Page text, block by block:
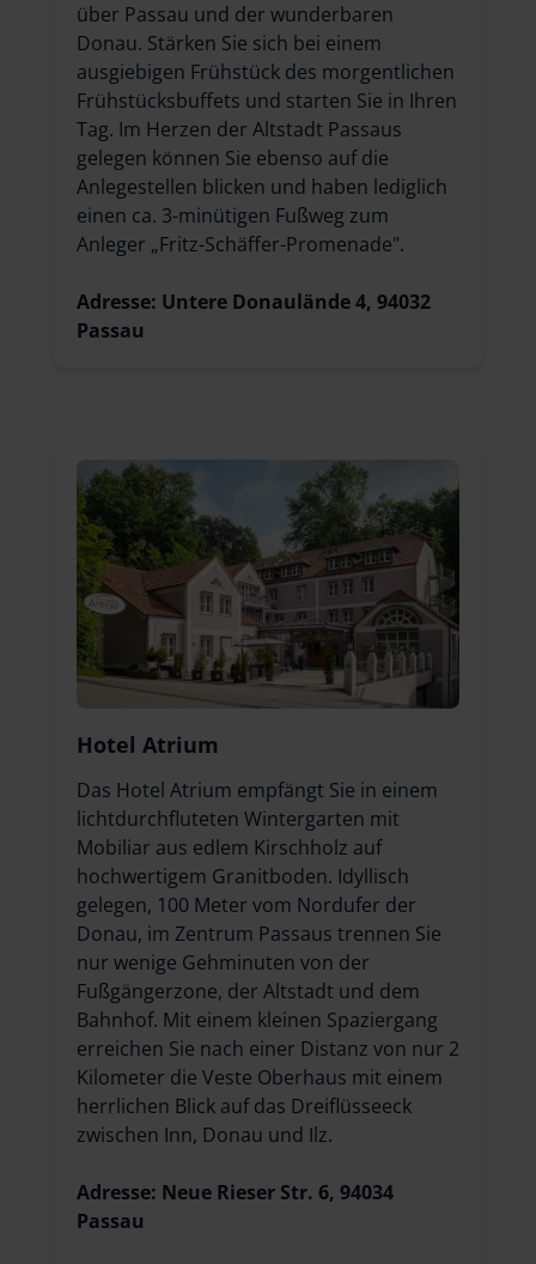
über Passau und der wunderbaren
Donau. Stärken Sie sich bei einem
ausgiebigen Frühstück des morgentlichen
Frühstücksbuffets und starten Sie in Ihren
Tag. Im Herzen der Altstadt Passaus
gelegen können Sie ebenso auf die
Anlegestellen blicken und haben lediglich
einen ca. 3-minütigen Fußweg zum
Anleger „Fritz-Schäffer-Promenade".
Adresse: Untere Donaulände 4, 94032
Passau
Hotel Atrium
Das Hotel Atrium empfängt Sie in einem
lichtdurchfluteten Wintergarten mit
Mobiliar aus edlem Kirschholz auf
hochwertigem Granitboden. Idyllisch
gelegen, 100 Meter vom Nordufer der
Donau, im Zentrum Passaus trennen Sie
nur wenige Gehminuten von der
Fußgängerzone, der Altstadt und dem
Bahnhof. Mit einem kleinen Spaziergang
erreichen Sie nach einer Distanz von nur 2
Kilometer die Veste Oberhaus mit einem
herrlichen Blick auf das Dreiflüsseeck
zwischen Inn, Donau und Ilz.
Adresse: Neue Rieser Str. 6, 94034
Passau